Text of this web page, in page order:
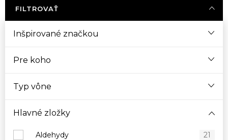
FILTROVAŤ
Inšpirované značkou
Pre koho
Typ vône
Hlavné zložky
Aldehydy
21